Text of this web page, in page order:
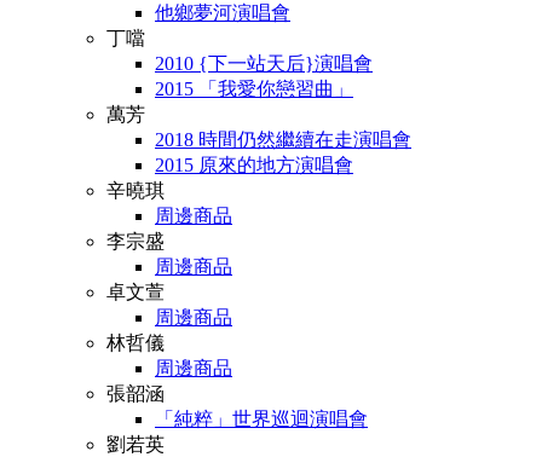
他鄉夢河演唱會
丁噹
2010 {下一站天后}演唱會
2015 「我愛你戀習曲」
萬芳
2018 時間仍然繼續在走演唱會
2015 原來的地方演唱會
辛曉琪
周邊商品
李宗盛
周邊商品
卓文萱
周邊商品
林哲儀
周邊商品
張韶涵
「純粹」世界巡迴演唱會
劉若英